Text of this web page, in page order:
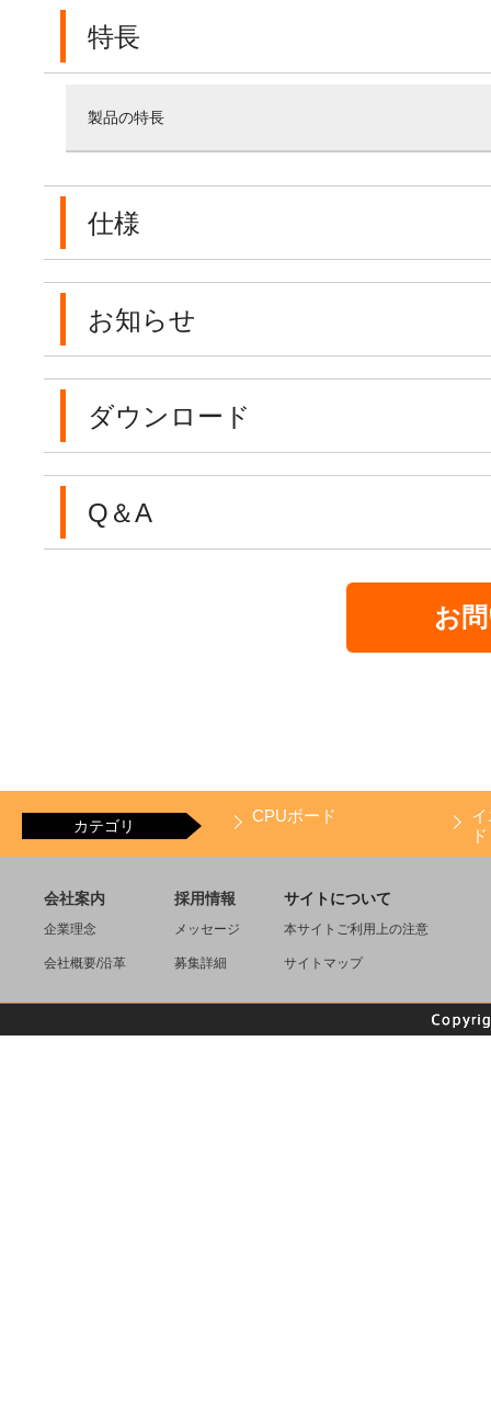
特長
製品の特長
仕様
お知らせ
ダウンロード
Q＆A
お
カテゴリ
CPUボード
会社案内
企業理念
会社概要/沿革
採用情報
メッセージ
募集詳細
サイトについて
本サイトご利用上の注意
サイトマップ